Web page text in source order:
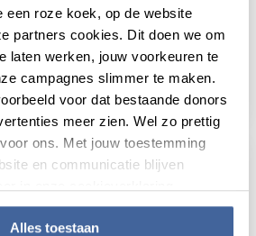
een roze koek, op de website
partners cookies. Dit doen we om
laten werken, jouw voorkeuren te
campagnes slimmer te maken.
voor dat bestaande donors
meer zien. Wel zo prettig
ons. Met jouw toestemming
en communicatie blijven
Alles toestaan
gewicht voor donors
wijziging minimale gewicht voor